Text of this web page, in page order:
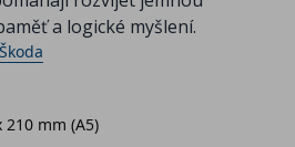
a logické myšlení.
210 mm (A5)